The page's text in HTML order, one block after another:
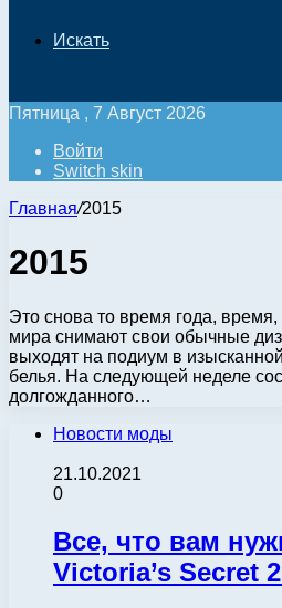
Искать
Пятница , 7 Август 2026
Войти
Switch skin
Главная/2015
2015
Это снова то время года,
мира снимают свои обычные
выходят на подиум в
белья. На следующей неделе
долгожданного…
Новости моды
21.10.2021
0
Все, что вам
Victoria’s Secret